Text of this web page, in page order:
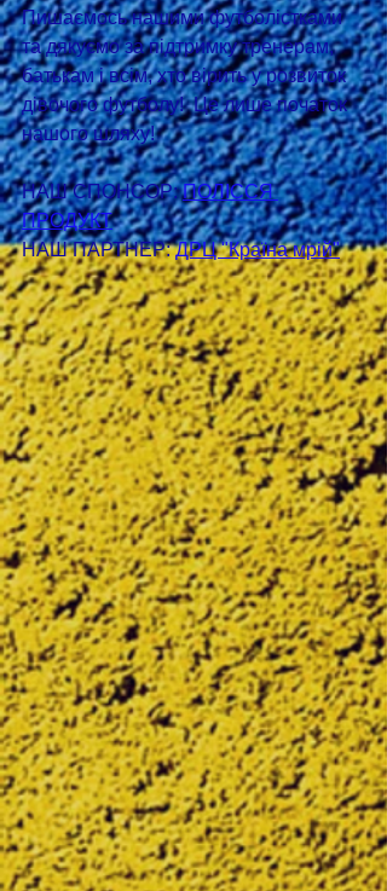
Пишаємось нашими футболістками
та дякуємо за підтримку тренерам,
батькам і всім, хто вірить у розвиток
дівочого футболу!  Це лише початок
нашого шляху!
НАШ СПОНСОР: ПОЛІССЯ
ПРОДУКТ
НАШ ПАРТНЕР: ДРЦ "Країна мрій"